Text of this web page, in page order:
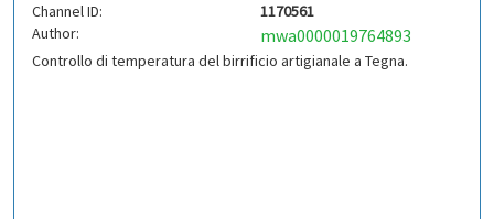
Channel ID:
1170561
Author:
mwa0000019764893
Controllo di temperatura del birrificio artigianale a Tegna.